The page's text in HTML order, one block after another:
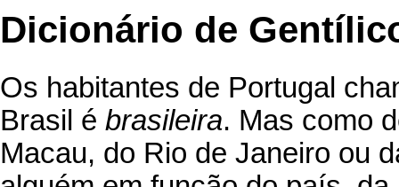
Dicionário de
Os habitantes de Portugal
Brasil é brasileira. Mas como
Macau, do Rio de Janeiro ou